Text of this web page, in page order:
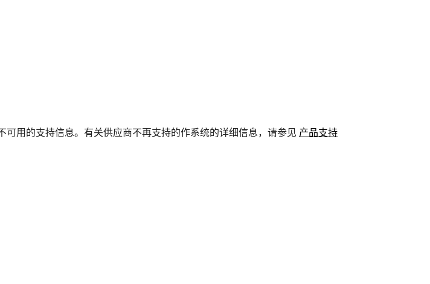
用的支持信息。有关供应商不再支持的作系统的详细信息，请参见产品支持